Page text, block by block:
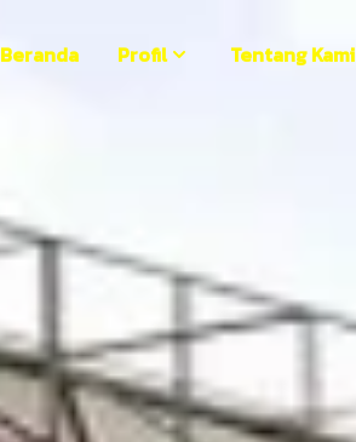
Beranda Profil Tentang Kami